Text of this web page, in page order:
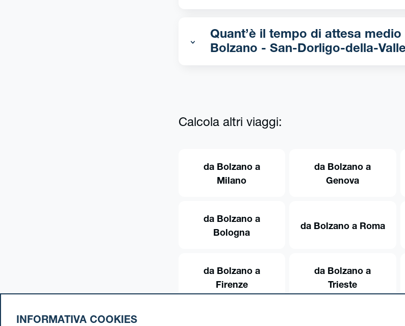
Quant’è il tempo di attesa
Bolzano - San-Dorligo-della-
Calcola altri viaggi:
da Bolzano a
Milano
da Bolzano a
Genova
da Bolzano a
Bologna
da Bolzano a Roma
da Bolzano a
Firenze
da Bolzano a
Trieste
INFORMATIVA COOKIES